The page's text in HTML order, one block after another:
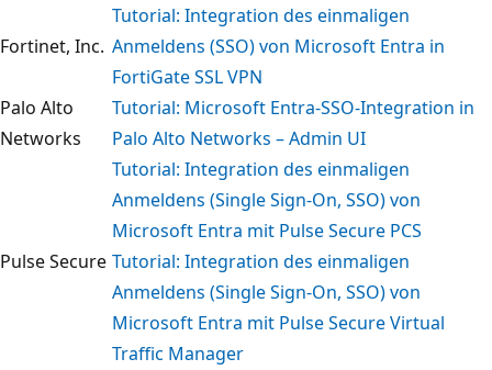
Fortinet, Inc.
Tutorial: Integration des einmaligen
Anmeldens (SSO) von Microsoft Entra in
FortiGate SSL VPN
Palo Alto
Networks
Tutorial: Microsoft Entra-SSO-Integration in
Palo Alto Networks – Admin UI
Pulse Secure
Tutorial: Integration des einmaligen
Anmeldens (Single Sign-On, SSO) von
Microsoft Entra mit Pulse Secure PCS
Tutorial: Integration des einmaligen
Anmeldens (Single Sign-On, SSO) von
Microsoft Entra mit Pulse Secure Virtual
Traffic Manager